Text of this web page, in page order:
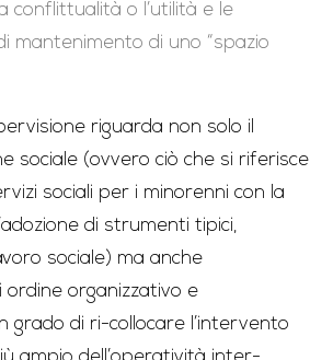
conflittualità o l’utilità e le
mantenimento di uno “spazio
riguarda non solo il
sociale (ovvero ciò che si riferisce
sociali per i minorenni con la
di strumenti tipici,
sociale) ma anche
ordine organizzativo e
grado di ri-collocare l’intervento